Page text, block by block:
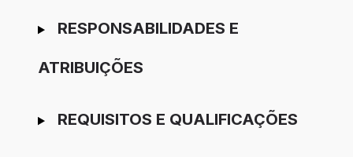
RESPONSABILIDADES E
ATRIBUIÇÕES
REQUISITOS E QUALIFICAÇÕES